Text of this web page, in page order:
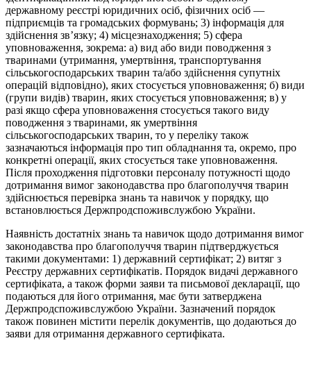
державному реєстрі юридичних осіб, фізичних осіб —
підприємців та громадських формувань; 3) інформація для
здійснення зв’язку; 4) місцезнаходження; 5) сфера
уповноваження, зокрема: а) вид або види поводження з
тваринами (утримання, умертвіння, транспортування
сільськогосподарських тварин та/або здійснення супутніх
операцій відповідно), яких стосується уповноваження; б) види
(групи видів) тварин, яких стосується уповноваження; в) у
разі якщо сфера уповноваження стосується такого виду
поводження з тваринами, як умертвіння
сільськогосподарських тварин, то у переліку також
зазначаються інформація про тип обладнання та, окремо, про
конкретні операції, яких стосується таке уповноваження.
Після проходження підготовки персоналу потужності щодо
дотримання вимог законодавства про благополуччя тварин
здійснюється перевірка знань та навичок у порядку, що
встановлюється Держпродспоживслужбою України.
Наявність достатніх знань та навичок щодо дотримання вимог
законодавства про благополуччя тварин підтверджується
такими документами: 1) державний сертифікат; 2) витяг з
Реєстру державних сертифікатів. Порядок видачі державного
сертифіката, а також форми заяви та письмової декларації, що
подаються для його отримання, має бути затверджена
Держпродспоживслужбою України. Зазначений порядок
також повинен містити перелік документів, що додаються до
заяви для отримання державного сертифіката.